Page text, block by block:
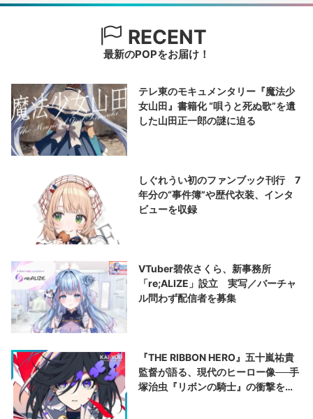
RECENT
最新のPOPをお届け！
テレ東のモキュメンタリー『魔法少
女山田』書籍化 “唄うと死ぬ歌”を遺
した山田正一郎の謎に迫る
しぐれうい初のファンブック刊行 7
年分の“事件簿”や歴代衣装、インタ
ビューを収録
VTuber碧依さくら、新事務所
「re;ALIZE」設立 実写／バーチャ
ル問わず配信者を募集
『THE RIBBON HERO』五十嵐祐貴
監督が語る、現代のヒーロー像──手
塚治虫『リボンの騎士』の衝撃を再